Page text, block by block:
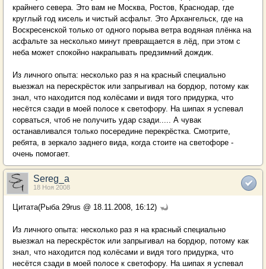
крайнего севера. Это вам не Москва, Ростов, Краснодар, где
круглый год кисель и чистый асфальт. Это Архангельск, где на
Воскресенской только от одного порыва ветра водяная плёнка на
асфальте за несколько минут превращается в лёд, при этом с
неба может спокойно накрапывать предзимний дождик.
Из личного опыта: несколько раз я на красный специально
выезжал на перескрёсток или запрыгивал на бордюр, потому как
знал, что находится под колёсами и видя того придурка, что
несётся сзади в моей полосе к светофору. На шипах я успевал
сорваться, чтоб не получить удар сзади..... А чувак
останавливался только посередине перекрёстка. Смотрите,
ребята, в зеркало заднего вида, когда стоите на светофоре -
очень помогает.
Sereg_a
18 Ноя 2008
Цитата(Рыба 29rus @ 18.11.2008, 16:12)
Из личного опыта: несколько раз я на красный специально
выезжал на перескрёсток или запрыгивал на бордюр, потому как
знал, что находится под колёсами и видя того придурка, что
несётся сзади в моей полосе к светофору. На шипах я успевал